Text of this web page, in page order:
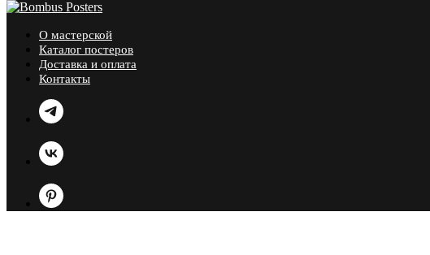
О мастерской
Каталог постеров
Доставка и оплата
Контакты